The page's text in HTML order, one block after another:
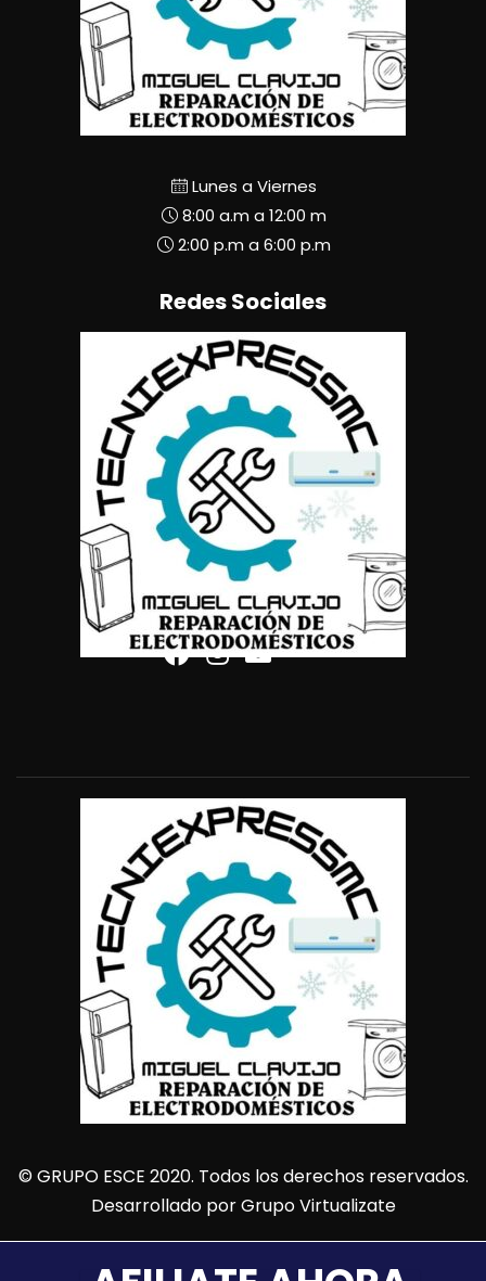
Lunes a Viernes
8:00 a.m a 12:00 m
2:00 p.m a 6:00 p.m
Redes Sociales
© GRUPO ESCE 2020. Todos los derechos reservados.
Desarrollado porGrupo Virtualizate